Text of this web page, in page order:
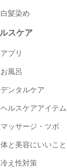
白髪染め
スケア
アプリ
お風呂
デンタルケア
ヘルスケアアイテム
マッサージ・ツボ
体と美容にいいこと
冷え性対策